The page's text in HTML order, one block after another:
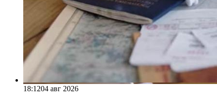
18:1204 авг 2026